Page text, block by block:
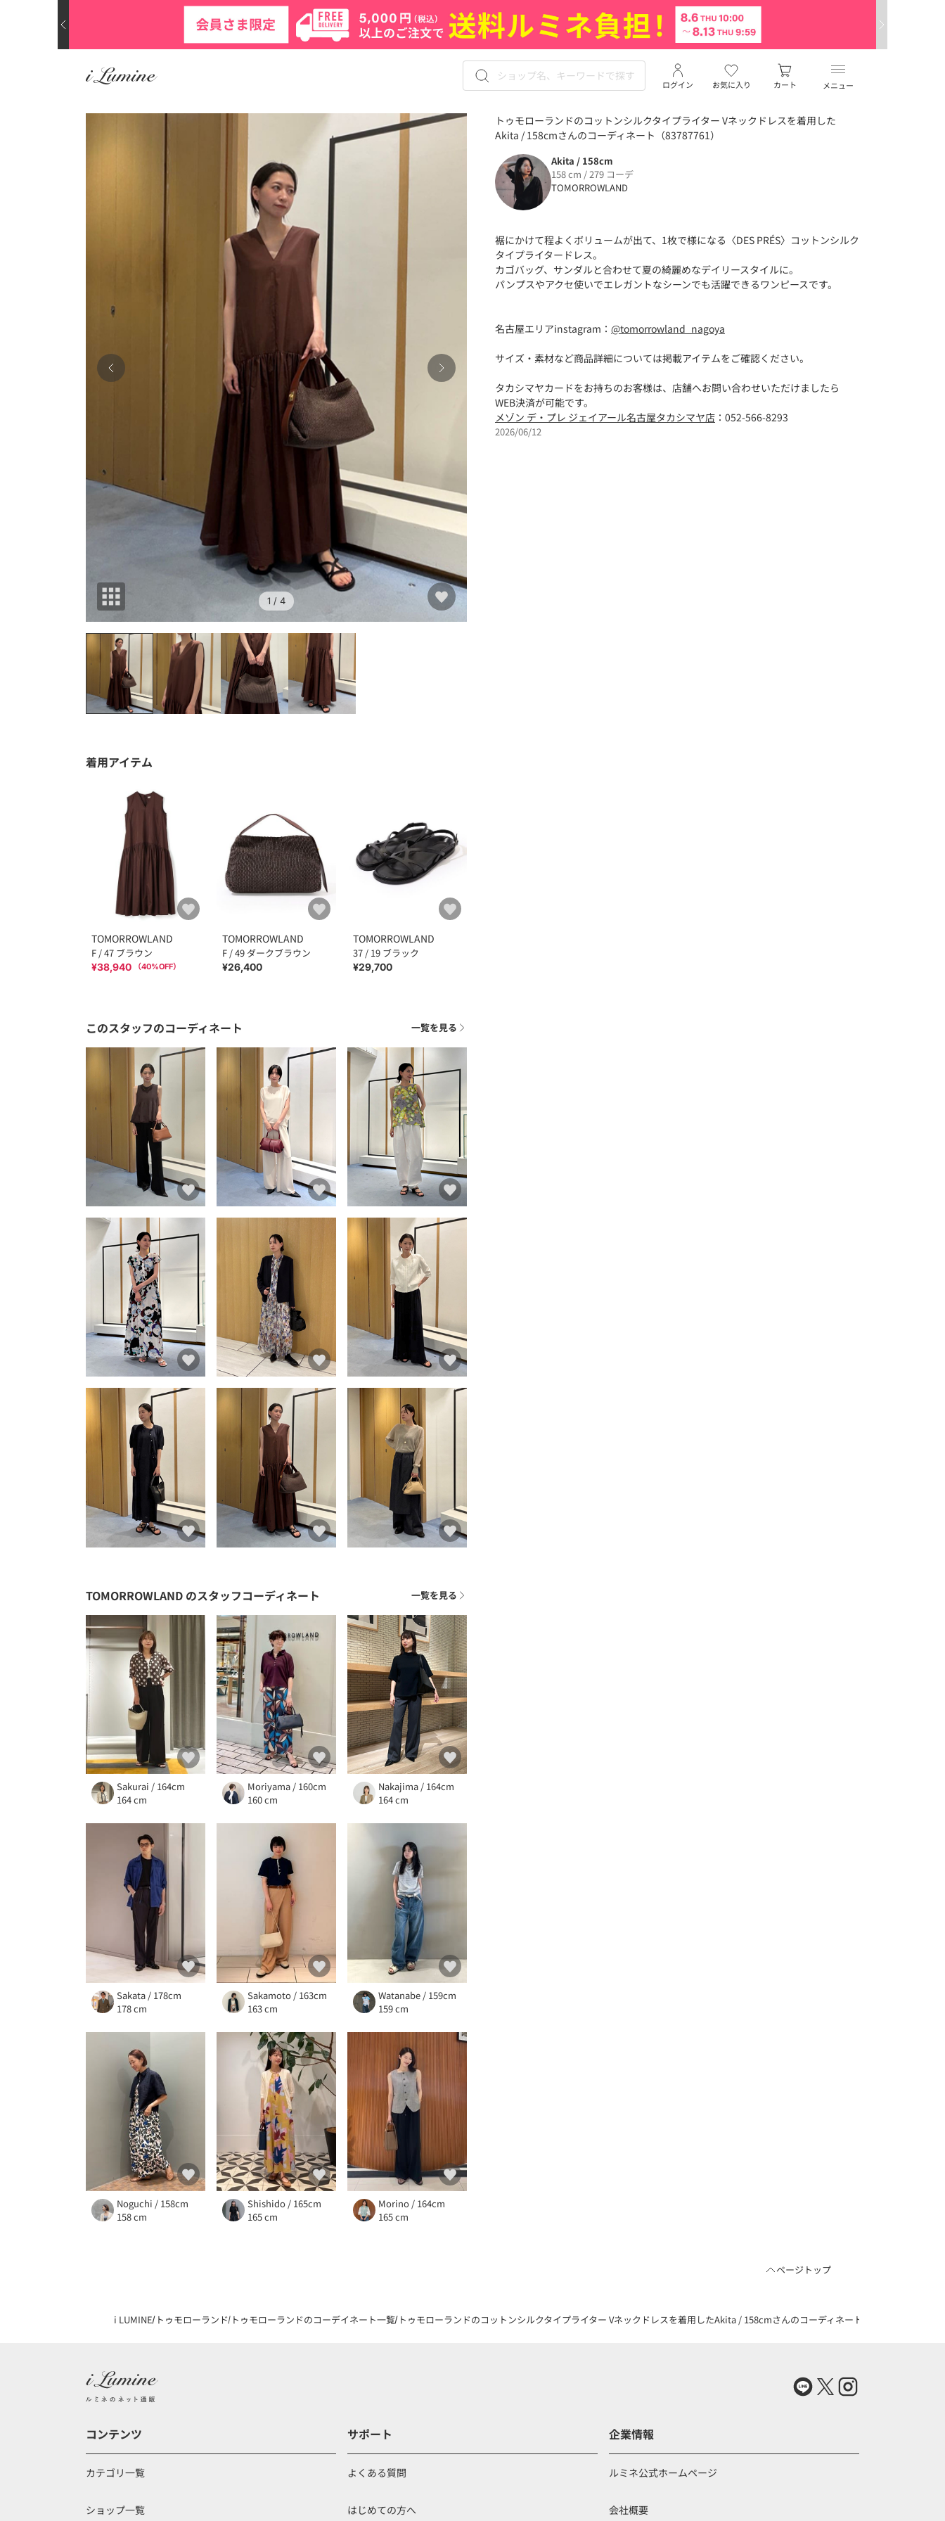
メニュー
お気に入り
ログイン カート
1 / 4
トゥモローランドのコットンシルクタイプライター Vネックドレスを着用した
Akita / 158cmさんのコーディネート（83787761）
Akita / 158cm
158 cm / 279 コーデ
TOMORROWLAND
裾にかけて程よくボリュームが出て、1枚で様になる〈DES PRÉS〉コットンシルク
タイプライタードレス。
カゴバッグ、サンダルと合わせて夏の綺麗めなデイリースタイルに。
パンプスやアクセ使いでエレガントなシーンでも活躍できるワンピースです。
名古屋エリアinstagram： @tomorrowland_nagoya
サイズ・素材など商品詳細については掲載アイテムをご確認ください。
タカシマヤカードをお持ちのお客様は、店舗へお問い合わせいただけましたら
WEB決済が可能です。
メゾン デ・プレ ジェイアール名古屋タカシマヤ店 ：052-566-8293
2026/06/12
着用アイテム
TOMORROWLAND
F / 47 ブラウン
¥38,940 （40%OFF）
TOMORROWLAND
F / 49 ダークブラウン
¥26,400
TOMORROWLAND
37 / 19 ブラック
¥29,700
このスタッフのコーディネート 一覧を見る
TOMORROWLAND のスタッフコーディネート 一覧を見る
Sakurai / 164cm
164 cm
Moriyama / 160cm
160 cm
Nakajima / 164cm
164 cm
Sakata / 178cm
178 cm
Sakamoto / 163cm
163 cm
Watanabe / 159cm
159 cm
Noguchi / 158cm
158 cm
Shishido / 165cm
165 cm
Morino / 164cm
165 cm
ページトップ
i LUMINE トゥモローランド トゥモローランドのコーデイネート一覧トゥモローランドのコットンシルクタイプライター Vネックドレスを着用したAkita / 158cmさんのコーディネート（83787761）
コンテンツ
カテゴリ一覧
ショップ一覧
サポート
よくある質問
はじめての方へ
企業情報
ルミネ公式ホームページ
会社概要